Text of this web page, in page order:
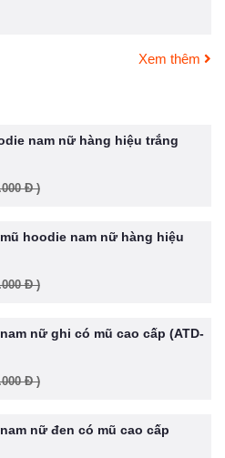
Xem thêm
nam nữ hàng hiệu trắng
Đ )
hoodie nam nữ hàng hiệu
Đ )
nữ ghi có mũ cao cấp (ATD-
Đ )
nữ đen có mũ cao cấp